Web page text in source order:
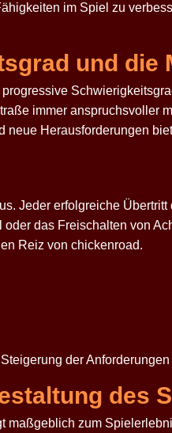
im Spiel zu
und die
progressive
immer anspruchsvoller
Herausforderungen
Jeder erfolgreiche
das Freischalten von
Reiz von chickenroad.
der
des
maßgeblich zum